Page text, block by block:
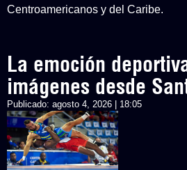
Centroamericanos y del Caribe.
La emoción
imágenes desde
Publicado: agosto 4, 2026 | 18:05